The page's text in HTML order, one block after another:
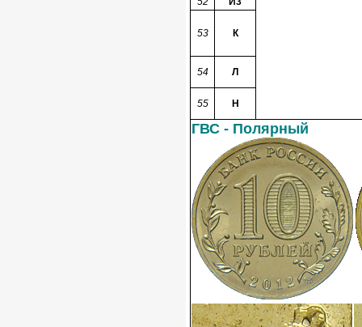
53 К
54 Л
55 Н
ГВС - Полярный